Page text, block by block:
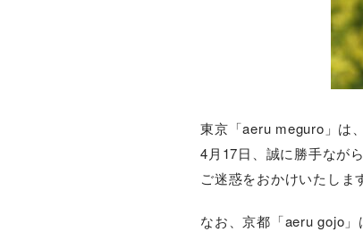
東京「aeru meguro」は、
4月17日、誠に勝手なが
ご迷惑をおかけいたしま
なお、京都「aeru gojo